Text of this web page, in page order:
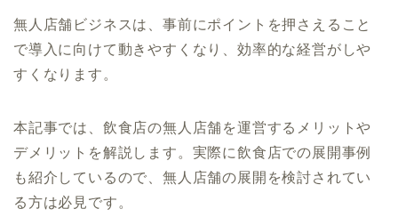
無人店舗ビジネスは、事前にポイントを押さえること
で導入に向けて動きやすくなり、効率的な経営がしや
すくなります。
本記事では、飲食店の無人店舗を運営するメリットや
デメリットを解説します。実際に飲食店での展開事例
も紹介しているので、無人店舗の展開を検討されてい
る方は必見です。